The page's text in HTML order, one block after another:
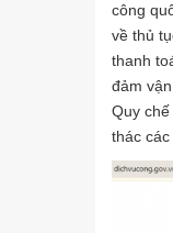
công
về thủ
thanh
đảm
Quy
thác